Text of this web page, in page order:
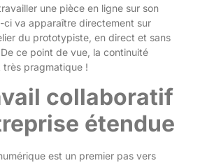
une pièce en ligne sur son
ci va apparaître directement sur
du prototypiste, en direct et sans
ce point de vue, la continuité
très pragmatique !
collaboratif
étendue
est un premier pas vers